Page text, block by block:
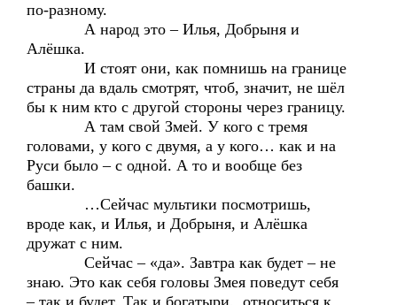
по-разному.
А народ это – Илья, Добрыня и
Алёшка.
И стоят они, как помнишь на границе
страны да вдаль смотрят, чтоб, значит, не шёл
бы к ним кто с другой стороны через границу.
А там свой Змей. У кого с тремя
головами, у кого с двумя, а у кого… как и на
Руси было – с одной. А то и вообще без
башки.
…Сейчас мультики посмотришь,
вроде как, и Илья, и Добрыня, и Алёшка
дружат с ним.
Сейчас – «да». Завтра как будет – не
знаю. Это как себя головы Змея поведут себя
– так и будет. Так и богатыри, относиться к